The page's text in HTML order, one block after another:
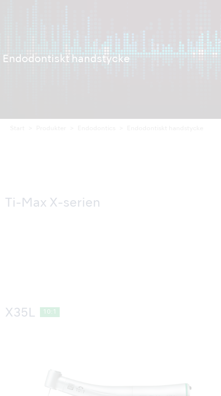
Endodontiskt handstycke
Ti-Max X-serien
X35L 10:1